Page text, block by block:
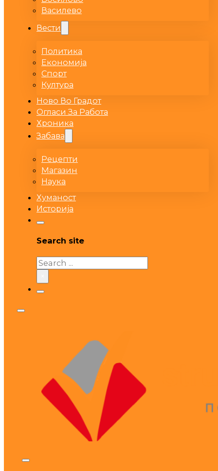
Василево
Вести
Политика
Економија
Спорт
Култура
Ново Во Градот
Огласи За Работа
Хроника
Забава
Рецепти
Магазин
Наука
Хуманост
Историја
Search site
Search